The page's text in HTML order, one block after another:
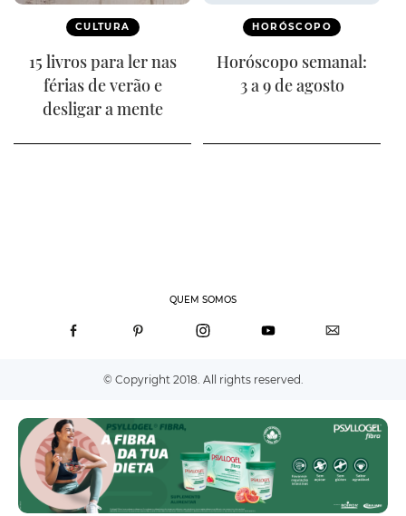
CULTURA
15 livros para ler nas
férias de verão e
desligar a mente
HORÓSCOPO
Horóscopo semanal:
3 a 9 de agosto
QUEM SOMOS
© Copyright 2018. All rights reserved.